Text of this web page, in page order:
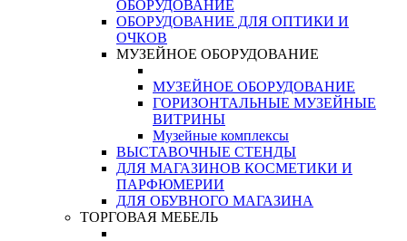
ОБОРУДОВАНИЕ
ОБОРУДОВАНИЕ ДЛЯ ОПТИКИ И
ОЧКОВ
МУЗЕЙНОЕ ОБОРУДОВАНИЕ
МУЗЕЙНОЕ ОБОРУДОВАНИЕ
ГОРИЗОНТАЛЬНЫЕ МУЗЕЙНЫЕ
ВИТРИНЫ
Музейные комплексы
ВЫСТАВОЧНЫЕ СТЕНДЫ
ДЛЯ МАГАЗИНОВ КОСМЕТИКИ И
ПАРФЮМЕРИИ
ДЛЯ ОБУВНОГО МАГАЗИНА
ТОРГОВАЯ МЕБЕЛЬ